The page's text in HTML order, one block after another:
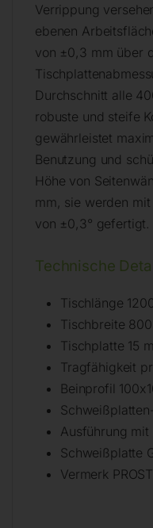
Verrippung
ebenen
von ±0,3 mm über
Durchschnitt alle
robuste und steife
gewährleistet
Benutzung und
Höhe von
mm, sie werden
von ±0,3° gefertigt.
Technische
Tischlänge
Tischbreite
Tischplatte 15
Tragfähigkeit
Beinprofil
Ausführung mit
Schweißplatte
Vermerk